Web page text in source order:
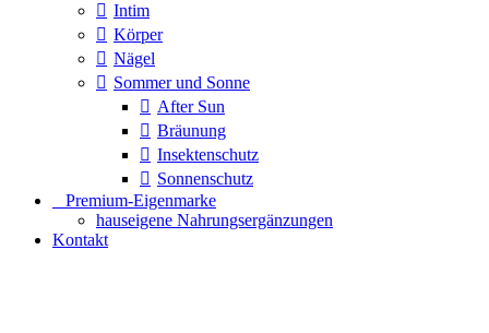
Intim
Körper
Nägel
Sommer und Sonne
After Sun
Bräunung
Insektenschutz
Sonnenschutz
⠀​Premium-Eigenmarke
hauseigene Nahrungsergänzungen
Kontakt